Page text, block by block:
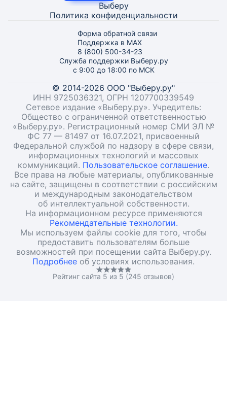
Выберу
Политика конфиденциальности
Форма обратной связи
Поддержка в MAX
8 (800) 500-34-23
Служба поддержки Выберу.ру
с 9:00 до 18:00 по МСК
© 2014-2026 ООО "Выберу.ру"
ИНН 9725036321, ОГРН 1207700339549
Сетевое издание «Выберу.ру». Учредитель:
Общество с ограниченной ответственностью
«Выберу.ру». Регистрационный номер СМИ ЭЛ №
ФС 77 — 81497 от 16.07.2021, присвоенный
Федеральной службой по надзору в сфере связи,
информационных технологий и массовых
коммуникаций. Пользовательское соглашение.
Все права на любые материалы, опубликованные
на сайте, защищены в соответствии с российским
и международным законодательством
об интеллектуальной собственности.
На информационном ресурсе применяются
Рекомендательные технологии.
Мы используем файлы cookie для того, чтобы
предоставить пользователям больше
возможностей при посещении сайта Выберу.ру.
Подробнее об условиях использования.
Рейтинг сайта 5 из 5 (245 отзывов)